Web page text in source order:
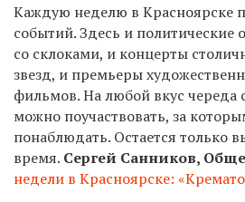
Каждую неделю в Красноярске
событий. Здесь и политические
со склоками, и концерты
звезд, и премьеры
фильмов. На любой вкус череда
можно поучаствовать, за
понаблюдать. Остается только
время. Сергей Санников,
недели в Красноярске: